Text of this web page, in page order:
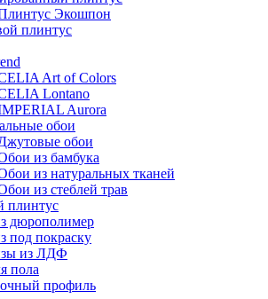
Экошпон
плинтус
Art of Colors
Lontano
Aurora
обои
обои
из бамбука
из натуральных тканей
из стеблей трав
плинтус
дюрополимер
под покраску
из ЛДФ
пола
профиль